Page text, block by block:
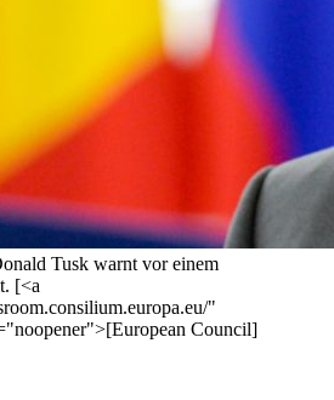
Tusk warnt vor einem
[<a
"
Council]